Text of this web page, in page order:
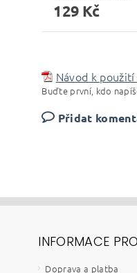
129 Kč
Návod k
Buďte první, kdo
Přidat
INFORMACE
Doprava a platba